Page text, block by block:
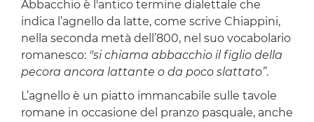
Abbacchio è l'antico termine dialettale che
indica l’agnello da latte, come scrive Chiappini,
nella seconda metà dell’800, nel suo vocabolario
romanesco: "si chiama abbacchio il figlio della
pecora ancora lattante o da poco slattato”.
L’agnello è un piatto immancabile sulle tavole
romane in occasione del pranzo pasquale, anche